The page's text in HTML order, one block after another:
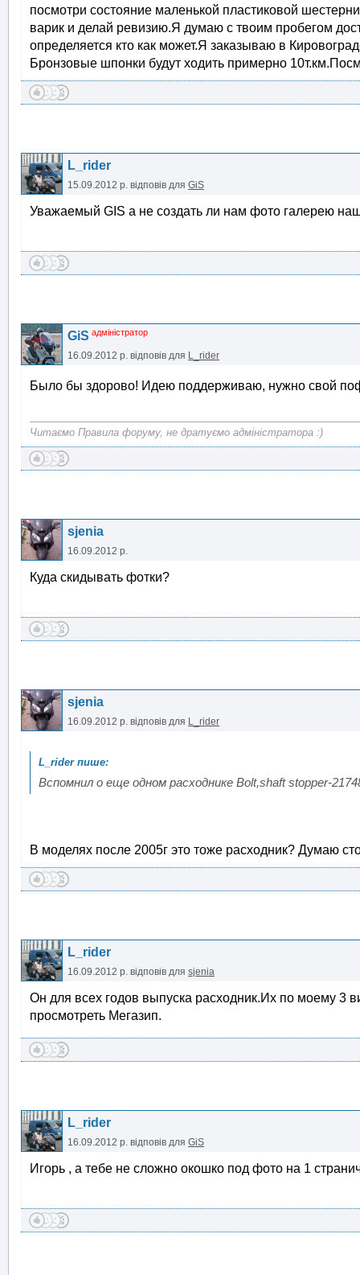
посмотри состояние маленькой пластиковой
варик и делай ревизию.Я думаю с твоим пробегом
определяется кто как может.Я заказываю в
Бронзовые шпонки будут ходить примерно
L_rider
15.09.2012 р. відповів для GiS
Уважаемый GIS а не создать ли нам фото галерею
GiS адміністратор
16.09.2012 р. відповів для L_rider
Было бы здорово! Идею поддерживаю, нужно свой
Читаємо Правила форуму, не дратуємо адміністратора :)
sjenia
16.09.2012 р.
Куда скидывать фотки?
sjenia
16.09.2012 р. відповів для L_rider
Вспомнил о еще одном расходнике Bolt,shaft stopper-
В моделях после 2005г это тоже расходник? Думаю
L_rider
16.09.2012 р. відповів для sjenia
Он для всех годов выпуска расходник.Их по моему 3
просмотреть Мегазип.
L_rider
16.09.2012 р. відповів для GiS
Игорь , а тебе не сложно окошко под фото на 1